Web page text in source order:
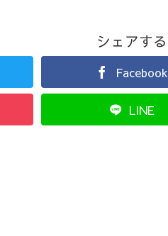
シェアする
Facebook
LINE